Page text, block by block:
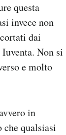
questa
invece non
dai
Non si
e molto
in
qualsiasi